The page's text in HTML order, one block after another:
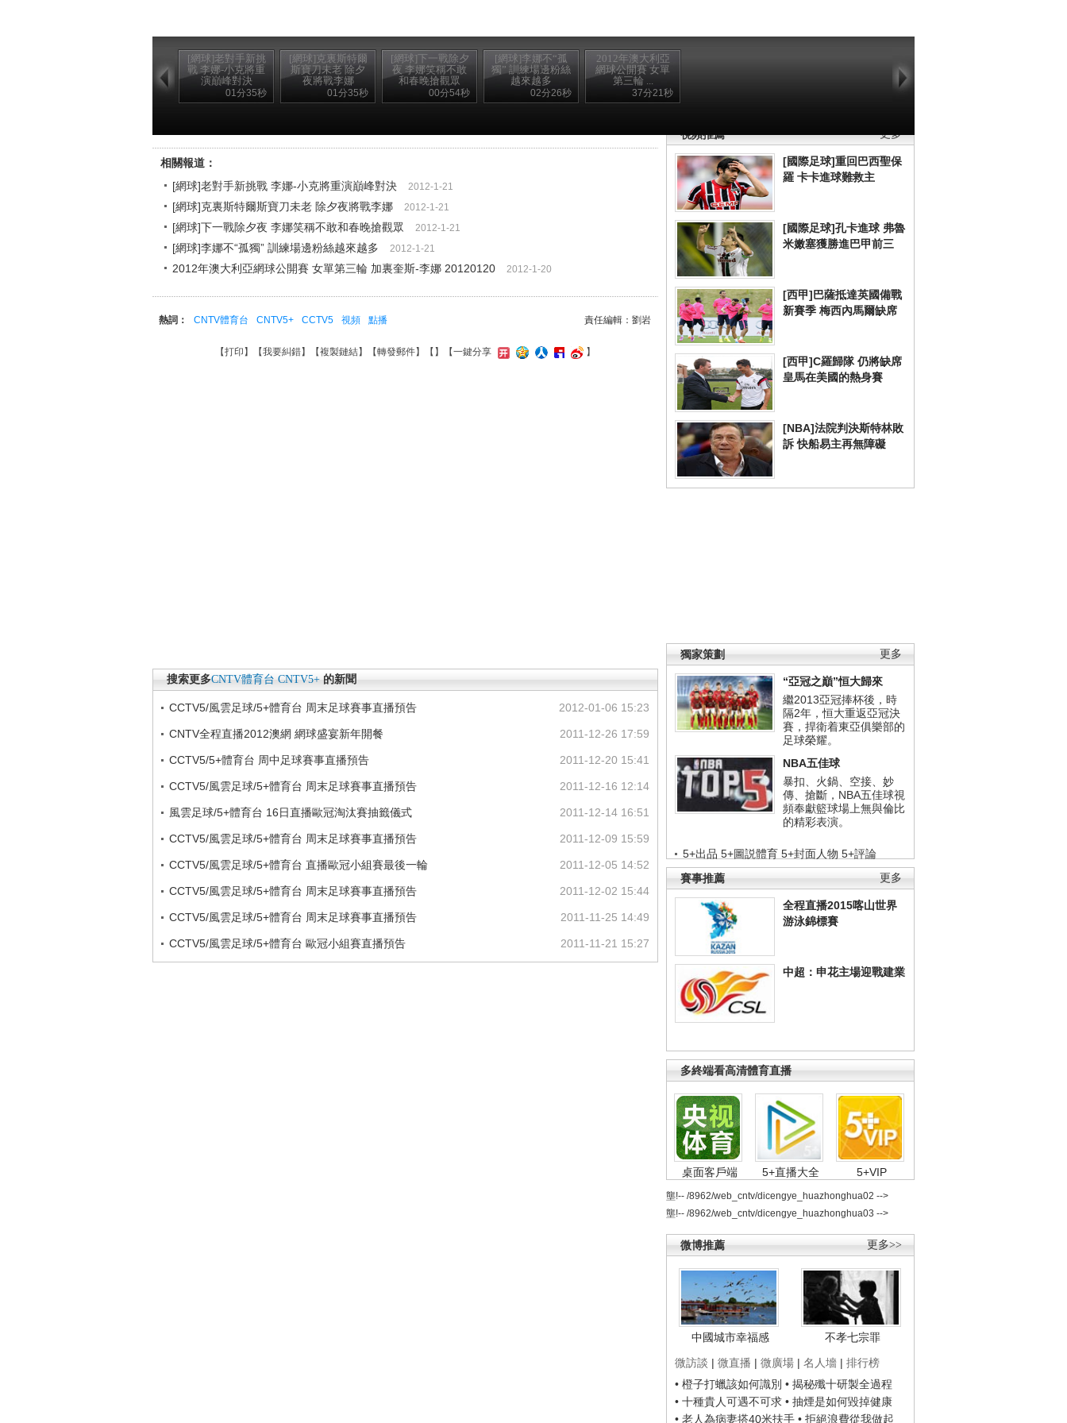
[網球]老對手新挑
戰 李娜-小克將重
演巔峰對決
01分35秒
[網球]克裏斯特爾
斯寶刀未老 除夕
夜將戰李娜
01分35秒
[網球]下一戰除夕
夜 李娜笑稱不敢
和春晚搶觀眾
00分54秒
[網球]李娜不“孤
獨” 訓練場邊粉絲
越來越多
02分26秒
2012年澳大利亞
網球公開賽 女單
第三輪 ...
37分21秒
更多
視頻推薦
[國際足球]重回巴西聖保
羅 卡卡進球難救主
[國際足球]孔卡進球 弗魯
米嫩塞獲勝進巴甲前三
[西甲]巴薩抵達英國備戰
新賽季 梅西內馬爾缺席
[西甲]C羅歸隊 仍將缺席
皇馬在美國的熱身賽
[NBA]法院判決斯特林敗
訴 快船易主再無障礙
更多
獨家策劃
“亞冠之巔”恒大歸來
繼2013亞冠捧杯後，時
隔2年，恒大重返亞冠決
賽，捍衛着東亞俱樂部的
足球榮耀。
NBA五佳球
暴扣、火鍋、空接、妙
傳、搶斷，NBA五佳球視
頻奉獻籃球場上無與倫比
的精彩表演。
5+出品 5+圖説體育 5+封面人物 5+評論
更多
賽事推薦
全程直播2015喀山世界
游泳錦標賽
中超：申花主場迎戰建業
多終端看高清體育直播
桌面客戶端 5+直播大全 5+VIP
壟!-- /8962/web_cntv/dicengye_huazhonghua02 -->
壟!-- /8962/web_cntv/dicengye_huazhonghua03 -->
更多>>
微博推薦
中國城市幸福感
不孝七宗罪
微訪談 | 微直播 | 微廣場 | 名人墻 | 排行榜
• 橙子打蠟該如何識別 • 揭秘殲十研製全過程
• 十種貴人可遇不可求 • 抽煙是如何毀掉健康
• 老人為病妻搭40米扶手 • 拒絕浪費從我做起
相關報道：
[網球]老對手新挑戰 李娜-小克將重演巔峰對決
2012-1-21
[網球]克裏斯特爾斯寶刀未老 除夕夜將戰李娜 2012-1-21
[網球]下一戰除夕夜 李娜笑稱不敢和春晚搶觀眾 2012-1-21
[網球]李娜不“孤獨” 訓練場邊粉絲越來越多 2012-1-21
2012年澳大利亞網球公開賽 女單第三輪 加裏奎斯-李娜 20120120 2012-1-20
責任編輯：劉岩
熱詞： CNTV體育台 CNTV5+ CCTV5 視頻 點播
【打印 】【我要糾錯】【複製鏈結】【轉發郵件】【 】 【一鍵分享 】
搜索更多CNTV體育台 CNTV5+ 的新聞
2012-01-06 15:23
CCTV5/風雲足球/5+體育台 周末足球賽事直播預告
2011-12-26 17:59
CNTV全程直播2012澳網 網球盛宴新年開餐
2011-12-20 15:41
CCTV5/5+體育台 周中足球賽事直播預告
2011-12-16 12:14
CCTV5/風雲足球/5+體育台 周末足球賽事直播預告
2011-12-14 16:51
風雲足球/5+體育台 16日直播歐冠淘汰賽抽籤儀式
2011-12-09 15:59
CCTV5/風雲足球/5+體育台 周末足球賽事直播預告
2011-12-05 14:52
CCTV5/風雲足球/5+體育台 直播歐冠小組賽最後一輪
2011-12-02 15:44
CCTV5/風雲足球/5+體育台 周末足球賽事直播預告
2011-11-25 14:49
CCTV5/風雲足球/5+體育台 周末足球賽事直播預告
2011-11-21 15:27
CCTV5/風雲足球/5+體育台 歐冠小組賽直播預告